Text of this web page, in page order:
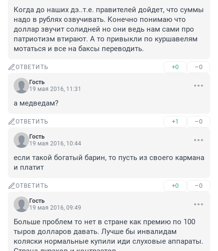
Когда до наших дэ..т.е. правителей дойдет, что суммы
надо в рублях озвучивать. Конечно понимаю что
доллар звучит солидней но они ведь нам сами про
патриотизм втирают. А то привыкли по куршавелям
мотаться и все на баксы переводить.
ОТВЕТИТЬ +0 –0
Гость
19 мая 2016, 11:31
а медведам?
ОТВЕТИТЬ +1 –0
Гость
19 мая 2016, 10:44
если такой богатый барин, то пусть из своего кармана
и платит
ОТВЕТИТЬ +0 –0
Гость
19 мая 2016, 09:49
Больше проблем то нет в стране как премию по 100
тыров долларов давать. Лучше бы инвалидам
коляски нормальные купили иди слуховые аппараты.